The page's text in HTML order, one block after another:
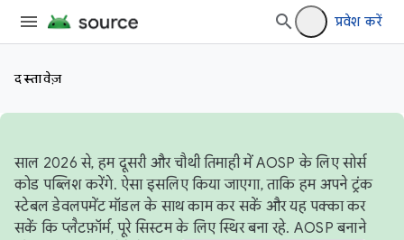
प्रवेश करें
दस्तावेज़
साल 2026 से, हम दूसरी और चौथी तिमाही में AOSP के लिए सोर्स
कोड पब्लिश करेंगे. ऐसा इसलिए किया जाएगा, ताकि हम अपने ट्रंक
स्टेबल डेवलपमेंट मॉडल के साथ काम कर सकें और यह पक्का कर
सकें कि प्लैटफ़ॉर्म, पूरे सिस्टम के लिए स्थिर बना रहे. AOSP बनाने